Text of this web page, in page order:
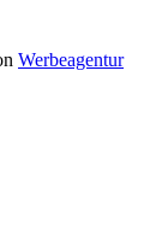
Werbeagentur